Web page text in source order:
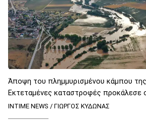
Άποψη του πλημμυρισμένου κάμπου
Εκτεταμένες καταστροφές προκάλεσε
INTIME NEWS / ΓΙΩΡΓΟΣ ΚΥΔΩΝΑΣ